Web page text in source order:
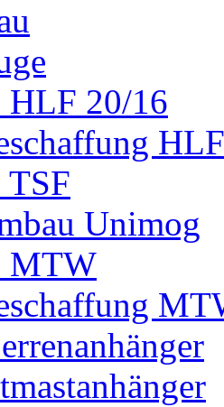
HLF 20/16
HLF
TSF
Unimog
MTW